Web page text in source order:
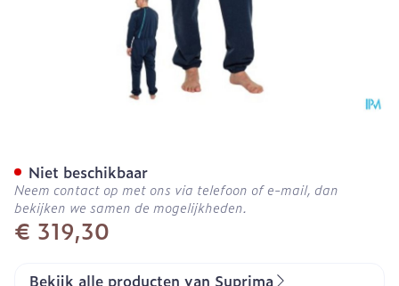
€ 319,30
Niet beschikbaar
Neem contact op met ons via telefoon of e-mail, dan
bekijken we samen de mogelijkheden.
Bekijk alle producten van Suprima